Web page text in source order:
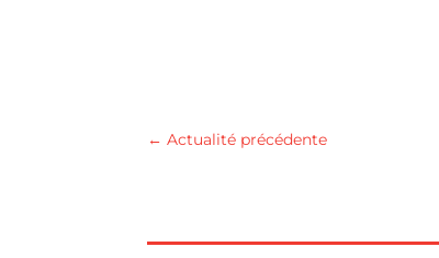
←Actualité précédente